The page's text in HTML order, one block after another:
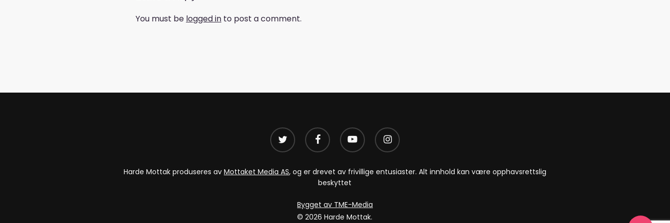
You must be logged in to post a comment.
twitter facebook youtube instagram
Harde Mottak produseres av Mottaket Media AS, og er drevet av frivillige entusiaster. Alt innhold kan være opphavsrettslig
beskyttet
Bygget av TME-Media
© 2026 Harde Mottak.